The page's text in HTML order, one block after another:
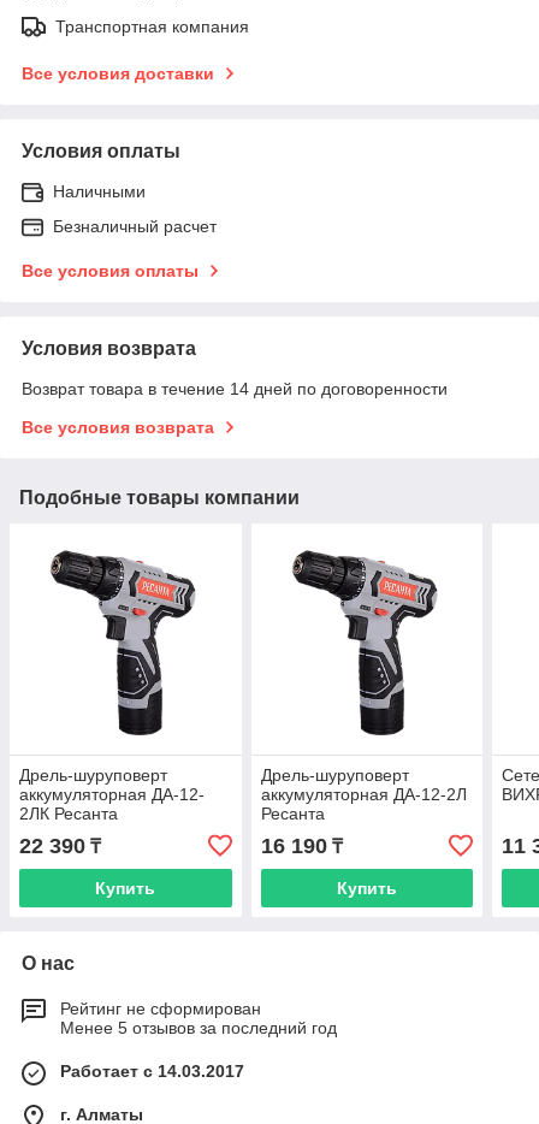
Транспортная компания
Все условия доставки
Условия оплаты
Наличными
Безналичный расчет
Все условия оплаты
Условия возврата
Возврат товара в течение 14 дней по договоренности
Все условия возврата
Подобные товары компании
Дрель-шуруповерт
аккумуляторная ДА-12-
2ЛК Ресанта
22 390 ₸
Купить
Дрель-шуруповерт
аккумуляторная ДА-12-2Л
Ресанта
16 190₸
Купить
11
О нас
Рейтинг не сформирован
Менее 5 отзывов за последний год
Работает с 14.03.2017
г. Алматы